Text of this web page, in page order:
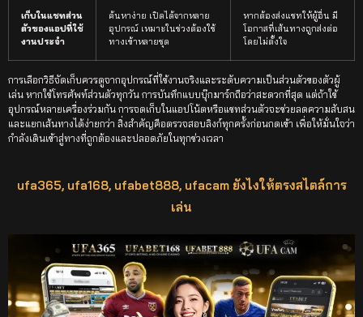
เก็บในแชทส่วน
ตัวของแอปที่ใช้
งานประจำ
ค้นหาง่าย เปิดได้จากหลาย
อุปกรณ์ เหมาะในช่วงต้องใช้
ทางเข้าหลายชุด
หากต้องส่งแชทให้ผู้อื่น มี
โอกาสที่เส้นทางถูกส่งต่อ
โดยไม่ตั้งใจ
การเลือกวิธีจัดเก็บควรดูจากอุปกรณ์ที่ใช้งานจริงและระดับความเป็นส่วนตัวของตัวผู้
เล่น หากใช้โทรศัพท์ส่วนตัวทุกวัน การบันทึกแบบบุ๊กมาร์กถือว่าสะดวกที่สุด แต่ถ้าใช้
อุปกรณ์หลายเครื่องร่วมกัน การจดเก็บในแอปโน้ตหรือแชทส่วนตัวจะช่วยลดความสับสน
และแยกเส้นทางได้ง่ายกว่า สิ่งสำคัญคือตรวจสอบลิงก์ทุกครั้งก่อนกดเข้า เพื่อให้มั่นใจว่า
กำลังเดินเข้าสู่ทางที่ถูกต้องและปลอดภัยในทุกช่วงเวลา
ufa365, ufa168, ufabet888, ufacam ยังไงให้ตรงสไตล์การ
เล่น